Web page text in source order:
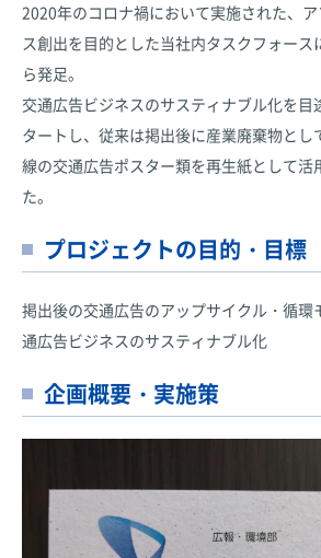
2020年のコロナ禍において実施された、
ス創出を目的とした当社内タスクフォー
ら発足。
交通広告ビジネスのサスティナブル化を目
タートし、従来は掲出後に産業廃棄物とし
線の交通広告ポスター類を再生紙として活
た。
プロジェクトの目的・目標
掲出後の交通広告のアップサイクル・循環
通広告ビジネスのサスティナブル化
企画概要・実施策